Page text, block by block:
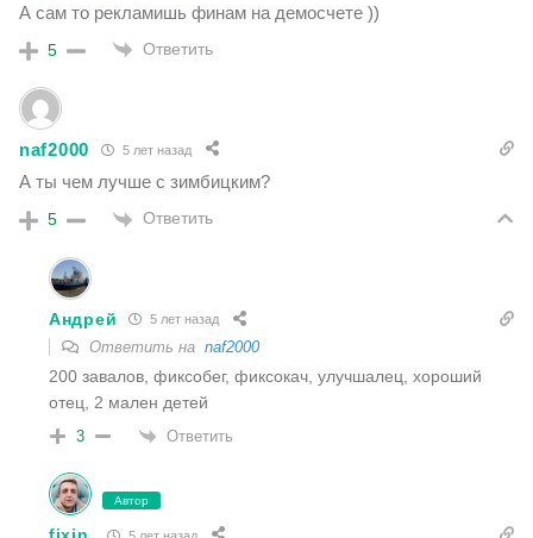
А сам то рекламишь финам на демосчете ))
5 Ответить
naf2000 5 лет назад
А ты чем лучше с зимбицким?
5 Ответить
Андрей 5 лет назад
Ответить на naf2000
200 завалов, фиксобег, фиксокач, улучшалец, хороший
отец, 2 мален детей
3 Ответить
Автор
5 лет назад